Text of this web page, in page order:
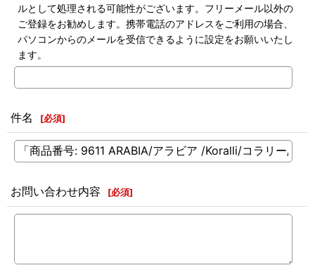
ルとして処理される可能性がございます。フリーメール以外の
ご登録をお勧めします。携帯電話のアドレスをご利用の場合、
パソコンからのメールを受信できるように設定をお願いいたし
ます。
件名 [必須]
お問い合わせ内容 [必須]